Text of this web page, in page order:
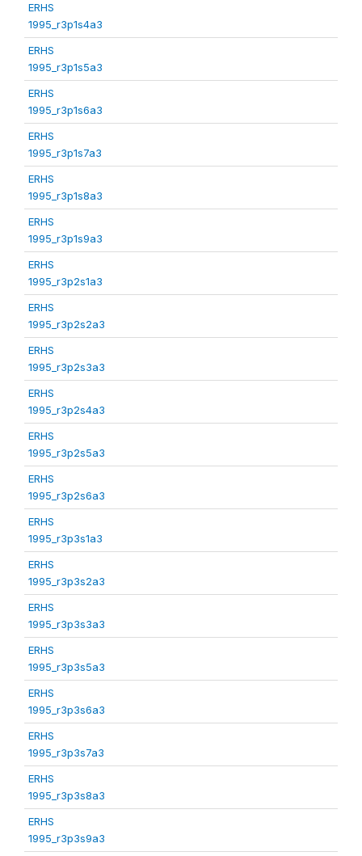
ERHS
1995_r3p1s4a3
ERHS
1995_r3p1s5a3
ERHS
1995_r3p1s6a3
ERHS
1995_r3p1s7a3
ERHS
1995_r3p1s8a3
ERHS
1995_r3p1s9a3
ERHS
1995_r3p2s1a3
ERHS
1995_r3p2s2a3
ERHS
1995_r3p2s3a3
ERHS
1995_r3p2s4a3
ERHS
1995_r3p2s5a3
ERHS
1995_r3p2s6a3
ERHS
1995_r3p3s1a3
ERHS
1995_r3p3s2a3
ERHS
1995_r3p3s3a3
ERHS
1995_r3p3s5a3
ERHS
1995_r3p3s6a3
ERHS
1995_r3p3s7a3
ERHS
1995_r3p3s8a3
ERHS
1995_r3p3s9a3